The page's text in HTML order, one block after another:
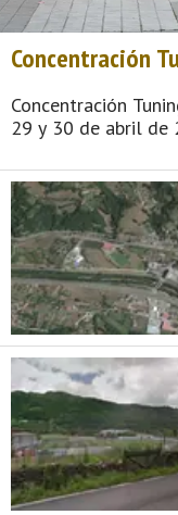
Concentración
Concentración
29 y 30 de abril de
por el Club
m ...